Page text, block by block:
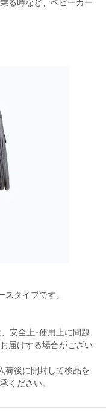
る時など、ベビーカー
タイプです。
安全上･使用上に問題
届けする場合がござい
荷後に開封して検品を
ください。